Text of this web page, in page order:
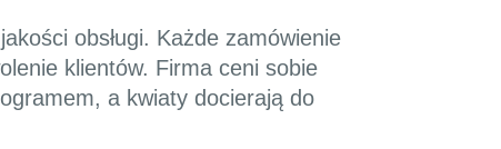
obsługi. Każde zamówienie
klientów. Firma ceni sobie
a kwiaty docierają do